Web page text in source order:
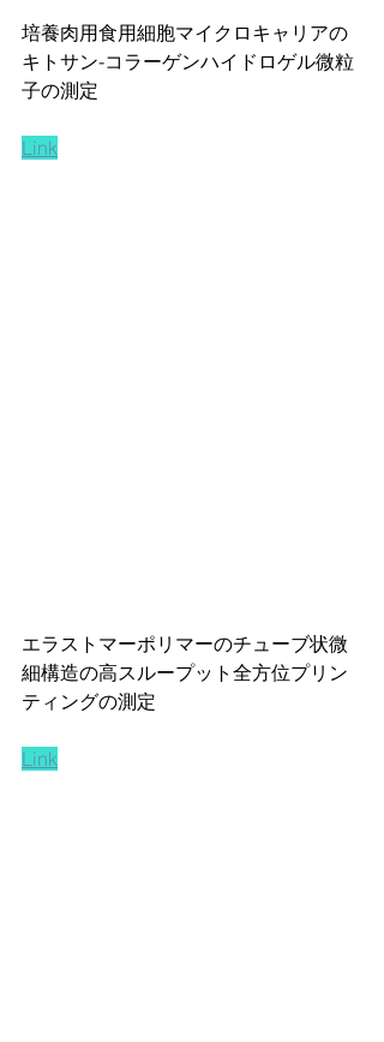
培養肉用食用細胞マイクロキャリアの
キトサン-コラーゲンハイドロゲル微粒
子の測定
Link
エラストマーポリマーのチューブ状微
細構造の高スループット全方位プリン
ティングの測定
Link